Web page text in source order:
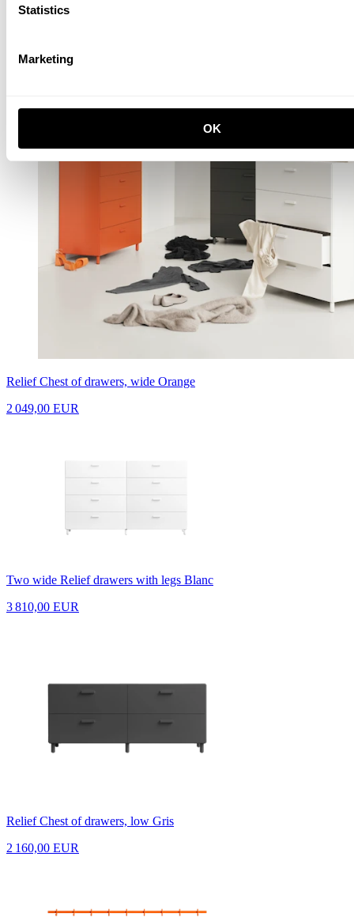
Statistics
Marketing
OK
Relief Chest of drawers, wide Orange
2 049,00 EUR
Two wide Relief drawers with legs Blanc
3 810,00 EUR
Relief Chest of drawers, low Gris
2 160,00 EUR